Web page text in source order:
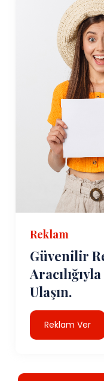
Reklam
Güvenilir
Ulaşın.
Reklam Ver